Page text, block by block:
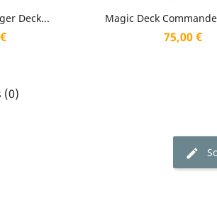
Deck... Magic Deck
Prix
75,00 €
Aperçu
(0)